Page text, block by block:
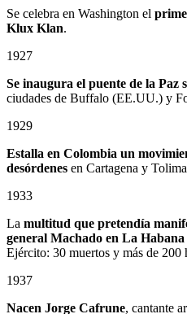
Se celebra en Washington el
Klux Klan.
1927
Se inaugura el puente de la Paz
ciudades de Buffalo (EE.UU.) y
1929
Estalla en Colombia un
desórdenes en Cartagena y
1933
La multitud que pretendía
general Machado en La Habana
Ejército: 30 muertos y más de 200
1937
Nacen Jorge Cafrune, cantante